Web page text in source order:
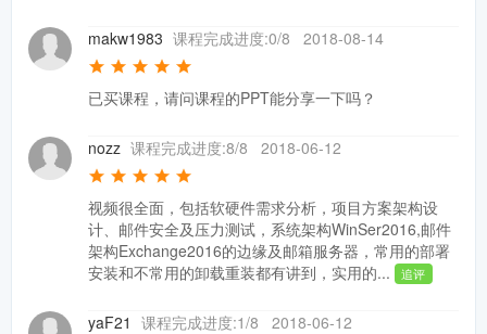
makw1983 课程完成进度:0/8 2018-08-14
已买课程，请问课程的PPT能分享一下吗？
nozz 课程完成进度:8/8 2018-06-12
视频很全面，包括软硬件需求分析，项目方案架构设
计、邮件安全及压力测试，系统架构WinSer2016,邮件
架构Exchange2016的边缘及邮箱服务器，常用的部署
安装和不常用的卸载重装都有讲到，实用的...
追评
yaF21 课程完成进度:1/8 2018-06-12